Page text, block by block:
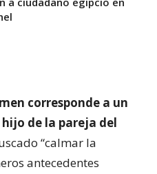
corresponde a un
de la pareja del
“calmar la
antecedentes